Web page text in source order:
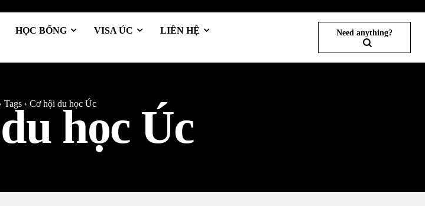
HỌC BỔNG VISA ÚC
LIÊN HỆ
Need anything?
Tags Cơ hội du học Úc
học Úc